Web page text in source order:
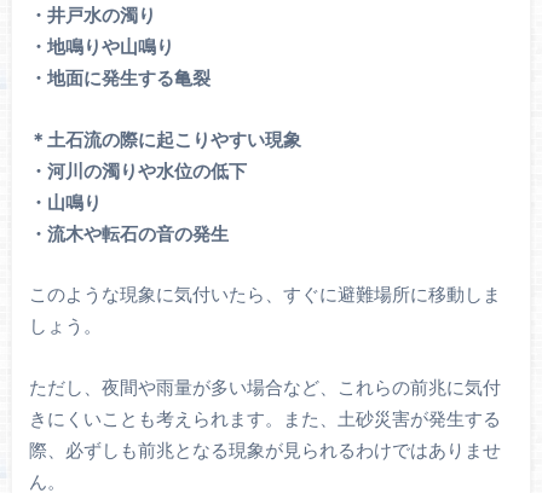
・井戸水の濁り
・地鳴りや山鳴り
・地面に発生する亀裂
＊土石流の際に起こりやすい現象
・河川の濁りや水位の低下
・山鳴り
・流木や転石の音の発生
このような現象に気付いたら、すぐに避難場所に移動しま
しょう。
ただし、夜間や雨量が多い場合など、これらの前兆に気付
きにくいことも考えられます。また、土砂災害が発生する
際、必ずしも前兆となる現象が見られるわけではありませ
ん。